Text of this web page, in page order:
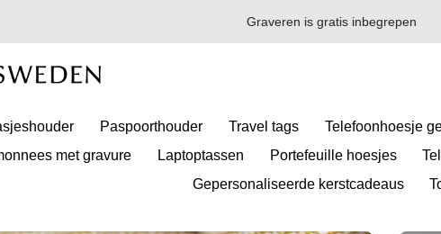
Graveren is gratis inbegrepen
Paspoorthouder Travel tags Telefoonhoesje
met gravure
Laptoptassen Portefeuille hoesjes
Gepersonaliseerde kerstcadeaus